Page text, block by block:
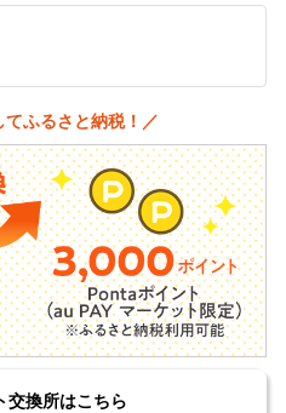
てふるさと納税！／
交換所はこちら